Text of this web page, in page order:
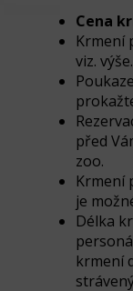
Cena
Krmení
viz. výše.
před
zoo.
Krmení
je
Délka
krmení